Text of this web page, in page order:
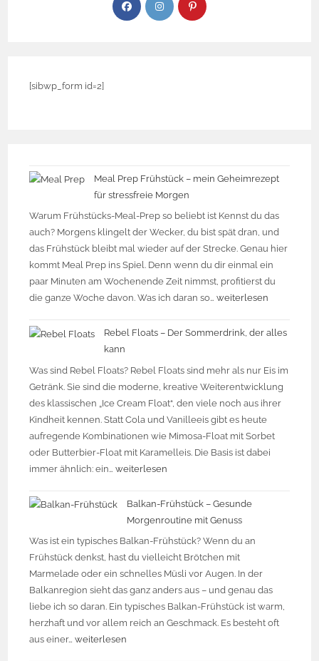
[sibwp_form id=2]
Meal Prep Frühstück – mein Geheimrezept
für stressfreie Morgen
Warum Frühstücks-Meal-Prep so beliebt ist Kennst du das
auch? Morgens klingelt der Wecker, du bist spät dran, und
das Frühstück bleibt mal wieder auf der Strecke. Genau hier
kommt Meal Prep ins Spiel. Denn wenn du dir einmal ein
paar Minuten am Wochenende Zeit nimmst, profitierst du
die ganze Woche davon. Was ich daran so…weiterlesen
Rebel Floats – Der Sommerdrink, der alles
kann
Was sind Rebel Floats? Rebel Floats sind mehr als nur Eis im
Getränk. Sie sind die moderne, kreative Weiterentwicklung
des klassischen „Ice Cream Float“, den viele noch aus ihrer
Kindheit kennen. Statt Cola und Vanilleeis gibt es heute
aufregende Kombinationen wie Mimosa-Float mit Sorbet
oder Butterbier-Float mit Karamelleis. Die Basis ist dabei
immer ähnlich: ein…weiterlesen
Balkan-Frühstück – Gesunde
Morgenroutine mit Genuss
Was ist ein typisches Balkan-Frühstück? Wenn du an
Frühstück denkst, hast du vielleicht Brötchen mit
Marmelade oder ein schnelles Müsli vor Augen. In der
Balkanregion sieht das ganz anders aus – und genau das
liebe ich so daran. Ein typisches Balkan-Frühstück ist warm,
herzhaft und vor allem reich an Geschmack. Es besteht oft
aus einer…weiterlesen